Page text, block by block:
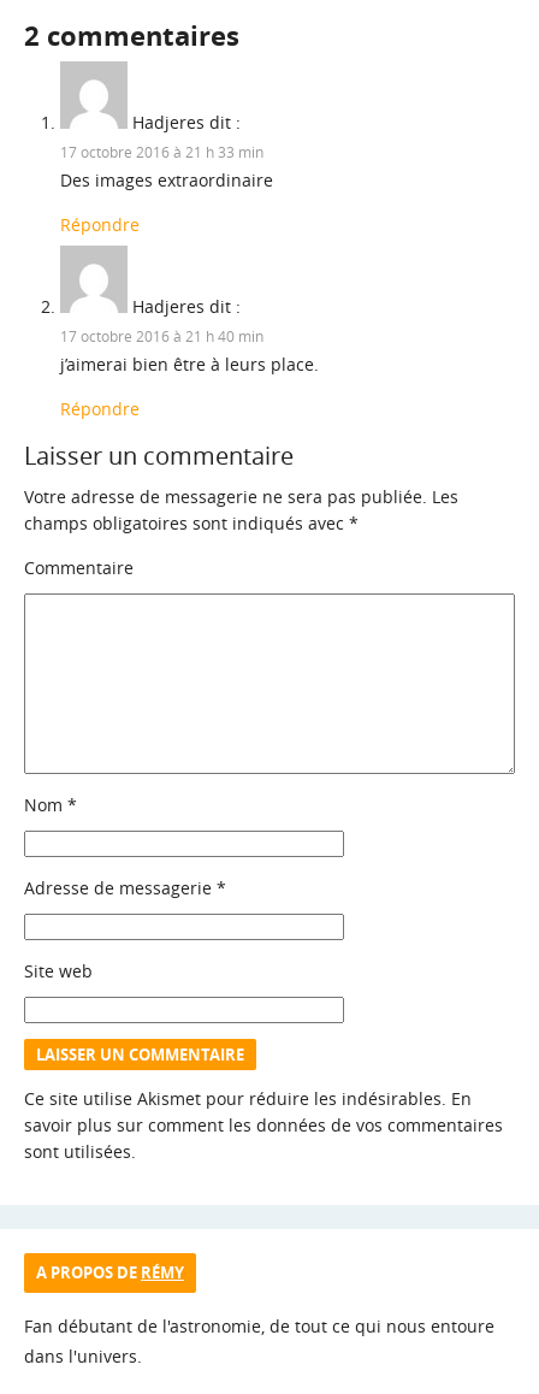
2 commentaires
Hadjeres dit :
17 octobre 2016 à 21 h 33 min
Des images extraordinaire
Répondre
Hadjeres dit :
17 octobre 2016 à 21 h 40 min
j’aimerai bien être à leurs place.
Répondre
Laisser un commentaire
Votre adresse de messagerie ne sera pas publiée. Les
champs obligatoires sont indiqués avec *
Commentaire
Nom *
Adresse de messagerie *
Site web
Ce site utilise Akismet pour réduire les indésirables. En
savoir plus sur comment les données de vos commentaires
sont utilisées
A PROPOS DE RÉMY
Fan débutant de l'astronomie, de tout ce qui nous entoure
dans l'univers.